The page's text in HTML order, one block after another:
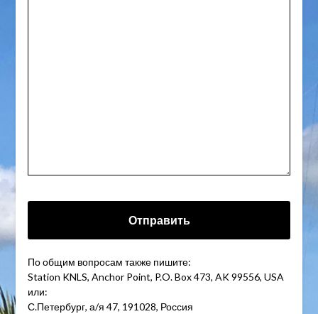
По общим вопросам также пишите:
Station KNLS, Anchor Point, P.O. Box 473, AK 99556, USA
или:
С.Петербург, а/я 47, 191028, Россия